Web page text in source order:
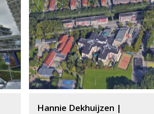
Hannie Dekhuijzen |